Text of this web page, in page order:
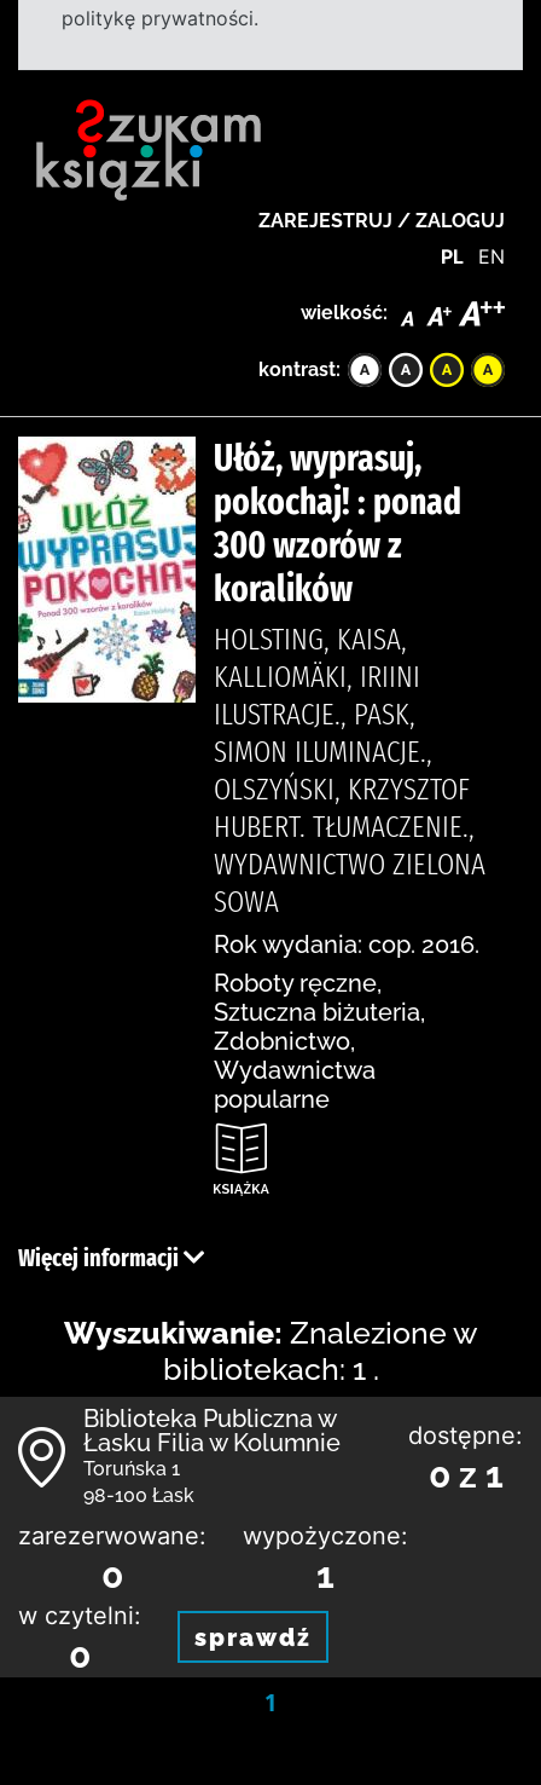
politykę prywatności.
ZAREJESTRUJ / ZALOGUJ
PL EN
wielkość:
kontrast:
Ułóż, wyprasuj,
pokochaj! : ponad
300 wzorów z
koralików
HOLSTING, KAISA,
KALLIOMÄKI, IRIINI
ILUSTRACJE., PASK,
SIMON ILUMINACJE.,
OLSZYŃSKI, KRZYSZTOF
HUBERT. TŁUMACZENIE.,
WYDAWNICTWO ZIELONA
SOWA
Rok wydania: cop. 2016.
Roboty ręczne,
Sztuczna biżuteria,
Zdobnictwo,
Wydawnictwa
popularne
Więcej informacji
Wyszukiwanie: Znalezione w
bibliotekach: 1 .
Biblioteka Publiczna w
Łasku Filia w Kolumnie
Toruńska 1
98-100 Łask
dostępne:
0 z 1
zarezerwowane:
0
wypożyczone:
1
w czytelni:
0 sprawdź
1